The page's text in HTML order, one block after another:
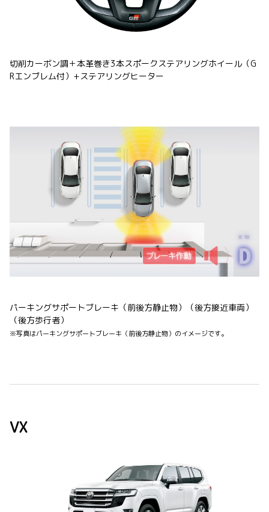
切削カーボン調＋本革巻き3本スポークステアリングホイール（G
Rエンブレム付）+ステアリングヒーター
パーキングサポートブレーキ（前後方静止物）（後方接近車両）
（後方歩行者）
※写真はパーキングサポートブレーキ（前後方静止物）のイメージです。
VX